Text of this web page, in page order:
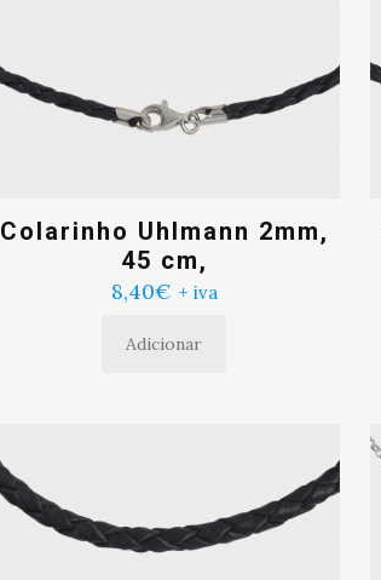
Colarinho Uhlmann 2mm,
45 cm,
8,40€ + iva
Adicionar